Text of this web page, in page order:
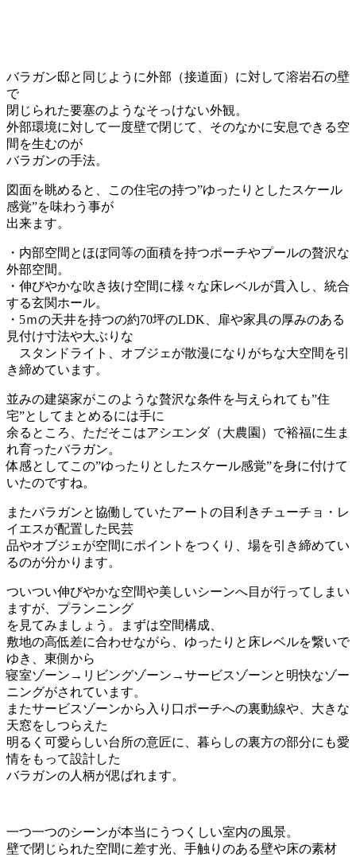
バラガン邸と同じように外部（接道面）に対して溶岩石の壁
で
閉じられた要塞のようなそっけない外観。
外部環境に対して一度壁で閉じて、そのなかに安息できる空
間を生むのが
バラガンの手法。
図面を眺めると、この住宅の持つ”ゆったりとしたスケール
感覚”を味わう事が
出来ます。
・内部空間とほぼ同等の面積を持つポーチやプールの贅沢な
外部空間。
・伸びやかな吹き抜け空間に様々な床レベルが貫入し、統合
する玄関ホール。
・5ｍの天井を持つの約70坪のLDK、扉や家具の厚みのある
見付け寸法や大ぶりな
スタンドライト、オブジェが散漫になりがちな大空間を引
き締めています。
並みの建築家がこのような贅沢な条件を与えられても”住
宅”としてまとめるには手に
余るところ、ただそこはアシエンダ（大農園）で裕福に生ま
れ育ったバラガン。
体感としてこの”ゆったりとしたスケール感覚”を身に付けて
いたのですね。
またバラガンと協働していたアートの目利きチューチョ・レ
イエスが配置した民芸
品やオブジェが空間にポイントをつくり、場を引き締めてい
るのが分かります。
ついつい伸びやかな空間や美しいシーンへ目が行ってしまい
ますが、プランニング
を見てみましょう。まずは空間構成、
敷地の高低差に合わせながら、ゆったりと床レベルを繋いで
ゆき、東側から
寝室ゾーン→リビングゾーン→サービスゾーンと明快なゾー
ニングがされています。
またサービスゾーンから入り口ポーチへの裏動線や、大きな
天窓をしつらえた
明るく可愛らしい台所の意匠に、暮らしの裏方の部分にも愛
情をもって設計した
バラガンの人柄が偲ばれます。
一つ一つのシーンが本当にうつくしい室内の風景。
壁で閉じられた空間に差す光、手触りのある壁や床の素材